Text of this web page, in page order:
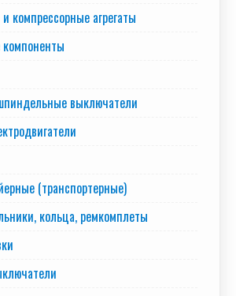
компрессорные агрегаты
выключатели
(транспортерные)
кольца, ремкомплеты